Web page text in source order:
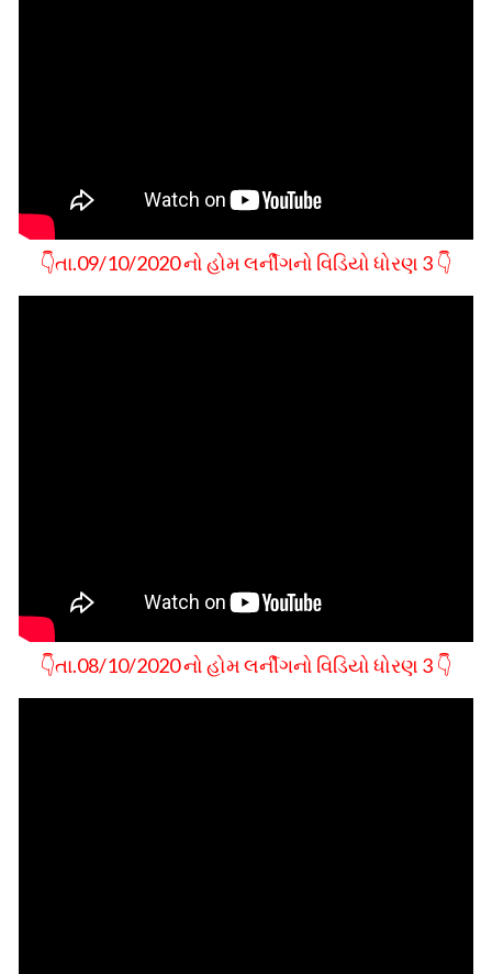
👇તા.09/10/2020 નો હોમ લર્નીગનો વિડિયો ધોરણ 3 👇
👇તા.08/10/2020 નો હોમ લર્નીગનો વિડિયો ધોરણ 3 👇